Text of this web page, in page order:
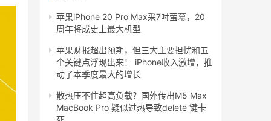
苹果iPhone 20 Pro Max采7吋萤幕，20
周年将成史上最大机型
苹果财报超出预期，但三大主要担忧和五
个关键点浮现出来！ iPhone收入激增，推
动了本季度最大的增长
散热压不住超高负载？国外传出M5 Max
MacBook Pro 疑似过热导致delete 键卡